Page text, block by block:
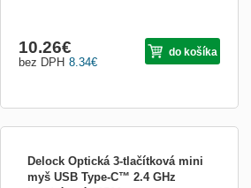
8.34€
bez DPH
10.26€ do košíka
Delock Optická 3-tlačítková mini
myš USB Type-C™ 2.4 GHz